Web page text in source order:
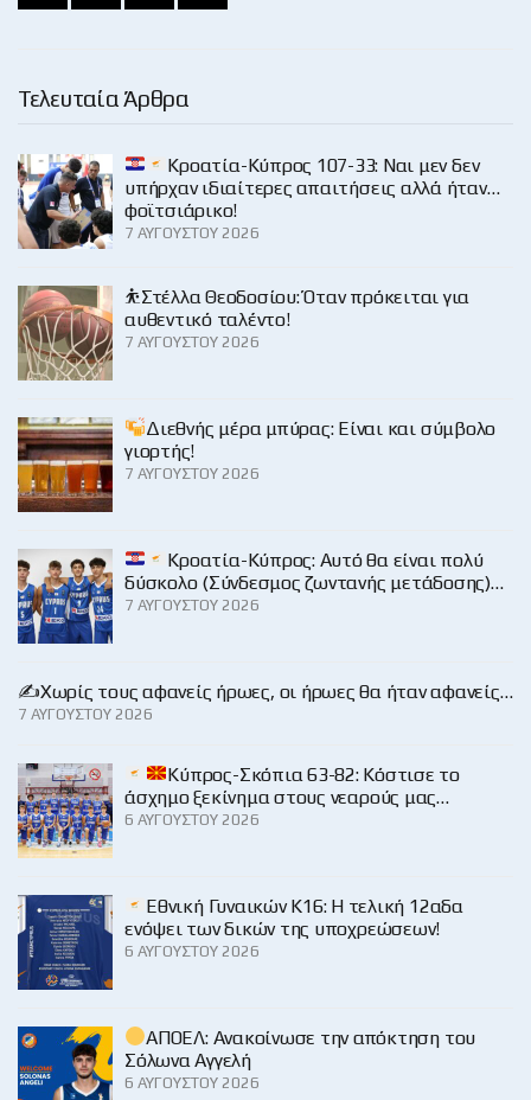
Τελευταία Άρθρα
Κροατία-Κύπρος 107-33: Ναι μεν δεν
υπήρχαν ιδιαίτερες απαιτήσεις αλλά ήταν…
φοϊτσιάρικο!
7 ΑΥΓΟΎΣΤΟΥ 2026
⛹️Στέλλα Θεοδοσίου: Όταν πρόκειται για
αυθεντικό ταλέντο!
7 ΑΥΓΟΎΣΤΟΥ 2026
Διεθνής μέρα μπύρας: Είναι και σύμβολο
γιορτής!
7 ΑΥΓΟΎΣΤΟΥ 2026
Κροατία-Κύπρος: Αυτό θα είναι πολύ
δύσκολο (Σύνδεσμος ζωντανής μετάδοσης)…
7 ΑΥΓΟΎΣΤΟΥ 2026
✍️Χωρίς τους αφανείς ήρωες, οι ήρωες θα ήταν αφανείς…
7 ΑΥΓΟΎΣΤΟΥ 2026
Κύπρος-Σκόπια 63-82: Κόστισε το
άσχημο ξεκίνημα στους νεαρούς μας…
6 ΑΥΓΟΎΣΤΟΥ 2026
Εθνική Γυναικών Κ16: Η τελική 12αδα
ενόψει των δικών της υποχρεώσεων!
6 ΑΥΓΟΎΣΤΟΥ 2026
ΑΠΟΕΛ: Ανακοίνωσε την απόκτηση του
Σόλωνα Αγγελή
6 ΑΥΓΟΎΣΤΟΥ 2026